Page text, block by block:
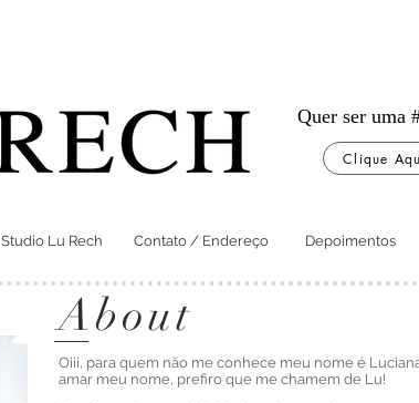
Quer ser uma
Clique
Studio Lu Rech Contato / Endereço Depoimentos
About
Oiii, para quem não me conhece meu nome é
amar meu nome, prefiro que me chamem de Lu!